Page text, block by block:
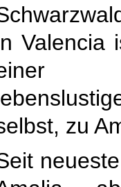
Valencia
zu